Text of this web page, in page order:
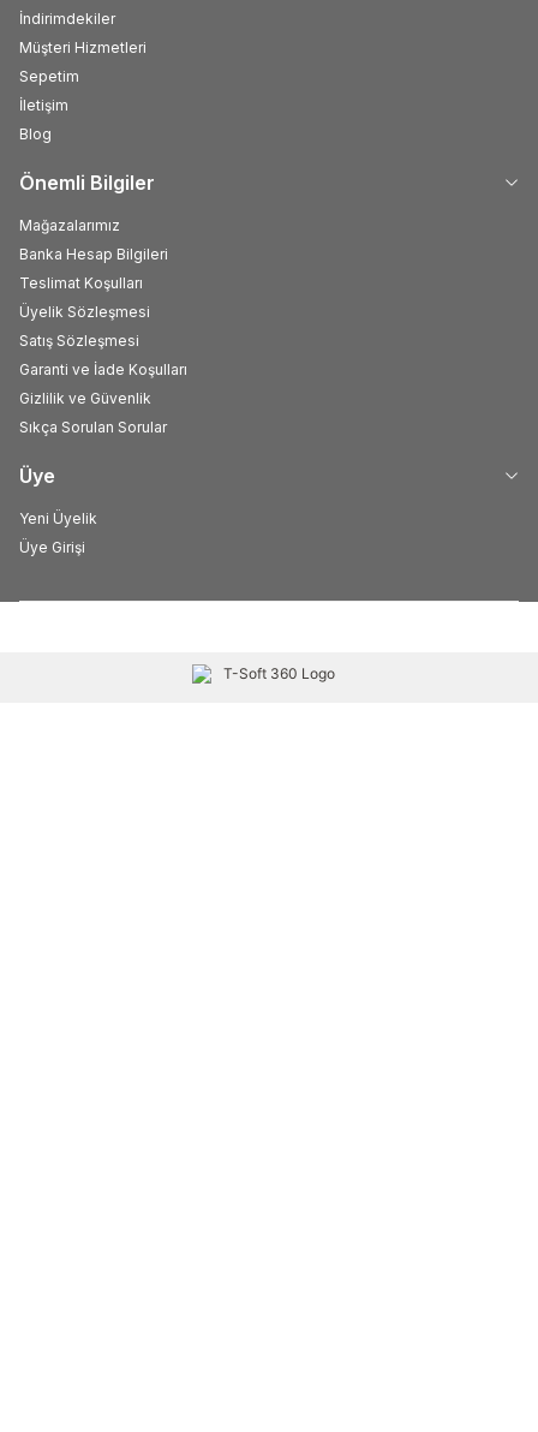
İndirimdekiler
Müşteri Hizmetleri
Sepetim
İletişim
Blog
Önemli Bilgiler
Mağazalarımız
Banka Hesap Bilgileri
Teslimat Koşulları
Üyelik Sözleşmesi
Satış Sözleşmesi
Garanti ve İade Koşulları
Gizlilik ve Güvenlik
Sıkça Sorulan Sorular
Üye
Yeni Üyelik
Üye Girişi